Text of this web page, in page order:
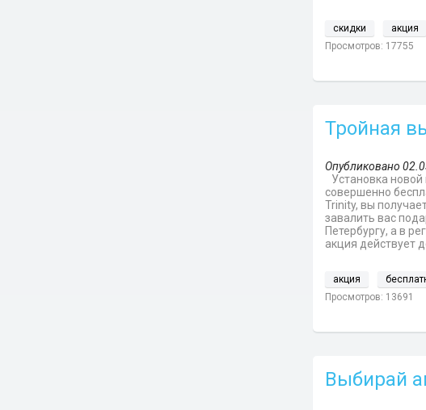
скидки акция
Просмотров: 17755
Тройная
Опубликовано
Установка
совершенно
Trinity, вы
завалить вас
Петербургу, а в
акция действует
акция
Просмотров: 13691
Выбирай